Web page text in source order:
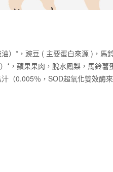
）*，豌豆 ( 主要蛋白來源 )，馬
*，蘋果果肉，脫水鳳梨，馬鈴
（0.005％，SOD超氧化雙效酶